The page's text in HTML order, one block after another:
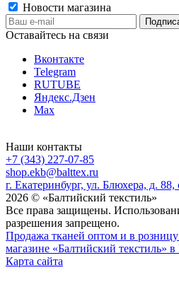
Новости магазина
Оставайтесь на связи
Вконтакте
Telegram
RUTUBE
Яндекс.Дзен
Max
Наши контакты
+7 (343) 227-07-85
shop.ekb@balttex.ru
г. Екатеринбург, ул. Блюхера, д. 88,
2026 © «Балтийский текстиль»
Все права защищены.
разрешения запрещено.
Продажа тканей оптом и в розницу
магазине «Балтийский текстиль» в
Карта сайта